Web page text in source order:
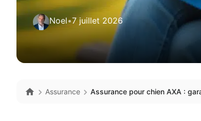
Noel•7 juillet 2026
Assurance Assurance pour chien AXA :